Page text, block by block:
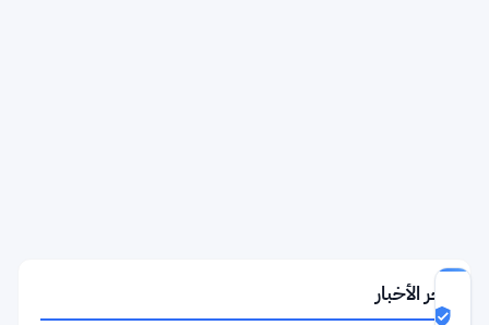
درجة
ثقة
Likely Real
آخر الأخبار